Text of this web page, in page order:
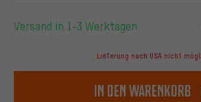
Versand in 1-3 Werktagen
Lieferung nach USA nicht
In den Warenkorb